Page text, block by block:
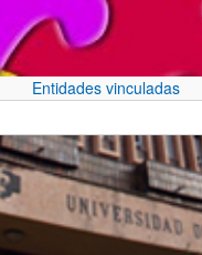
Entidades vinculadas